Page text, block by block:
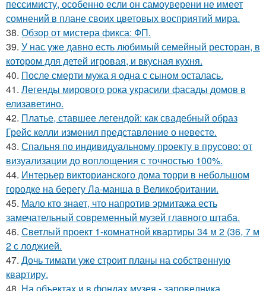
пессимисту, особенно если он самоуверени не имеет
сомнений в плане своих цветовых восприятий мира.
38. Обзор от мистера фикса: ФП.
39. У нас уже давно есть любимый семейный ресторан, в
котором для детей игровая, и вкусная кухня.
40. После смерти мужа я одна с сыном осталась.
41. Легенды мирового рока украсили фасады домов в
елизаветино.
42. Платье, ставшее легендой: как свадебный образ
Грейс келли изменил представление о невесте.
43. Спальня по индивидуальному проекту в прусово: от
визуализации до воплощения с точностью 100%.
44. Интерьер викторианского дома торри в небольшом
городке на берегу Ла-манша в Великобритании.
45. Мало кто знает, что напротив эрмитажа есть
замечательный современный музей главного штаба.
46. Светлый проект 1-комнатной квартиры 34 м 2 (36, 7 м
2 с лоджией.
47. Дочь тимати уже строит планы на собственную
квартиру.